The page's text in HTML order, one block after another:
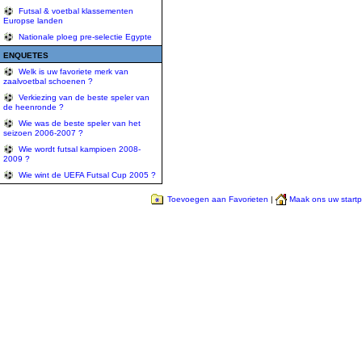
Futsal & voetbal klassementen
Europse landen
Nationale ploeg pre-selectie Egypte
ENQUETES
Welk is uw favoriete merk van
zaalvoetbal schoenen ?
Verkiezing van de beste speler van
de heenronde ?
Wie was de beste speler van het
seizoen 2006-2007 ?
Wie wordt futsal kampioen 2008-
2009 ?
Wie wint de UEFA Futsal Cup 2005 ?
Toevoegen aan Favorieten | Maak ons uw